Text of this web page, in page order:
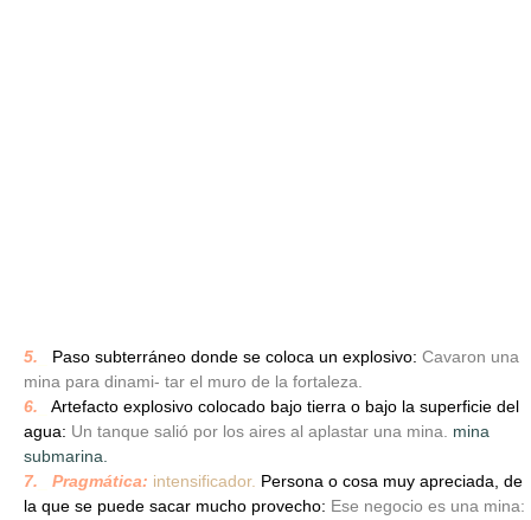
5. Paso subterráneo donde se coloca un explosivo: Cavaron una
mina para dinami- tar el muro de la fortaleza.
6.
Artefacto explosivo colocado bajo tierra o bajo la superficie del
agua: Un tanque salió por los aires al aplastar una mina.
mina
submarina.
7.
Pragmática: intensificador. Persona o cosa muy apreciada, de
la que se puede sacar mucho provecho: Ese negocio es una mina: